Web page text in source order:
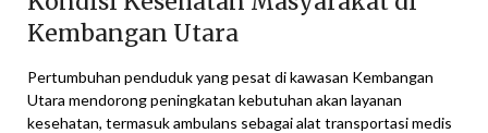
Kembangan Utara
Pertumbuhan penduduk yang pesat di kawasan Kembangan
Utara mendorong peningkatan kebutuhan akan layanan
kesehatan, termasuk ambulans sebagai alat transportasi medis